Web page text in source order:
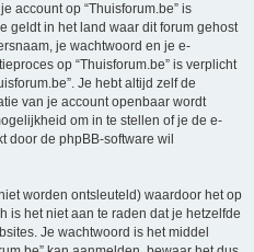
account op “Thuisforum.be” is
geldt in het land waar dit forum gehost
je wachtwoord en je e-
op “Thuisforum.be” is verplicht
Je hebt altijd zelf de
van je account openbaar wordt
om in te stellen of je de e-
door de phpBB-software wil
worden ontsleuteld) waardoor het op
is het niet aan te raden dat je hetzelfde
Je wachtwoord is het middel